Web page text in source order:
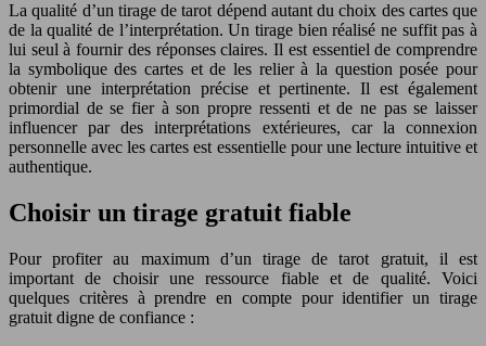
La qualité d’un tirage de tarot dépend autant du choix des cartes que
de la qualité de l’interprétation. Un tirage bien réalisé ne suffit pas à
lui seul à fournir des réponses claires. Il est essentiel de comprendre
la symbolique des cartes et de les relier à la question posée pour
obtenir une interprétation précise et pertinente. Il est également
primordial de se fier à son propre ressenti et de ne pas se laisser
influencer par des interprétations extérieures, car la connexion
personnelle avec les cartes est essentielle pour une lecture intuitive et
authentique.
Choisir un tirage gratuit fiable
Pour profiter au maximum d’un tirage de tarot gratuit, il est
important de choisir une ressource fiable et de qualité. Voici
quelques critères à prendre en compte pour identifier un tirage
gratuit digne de confiance :